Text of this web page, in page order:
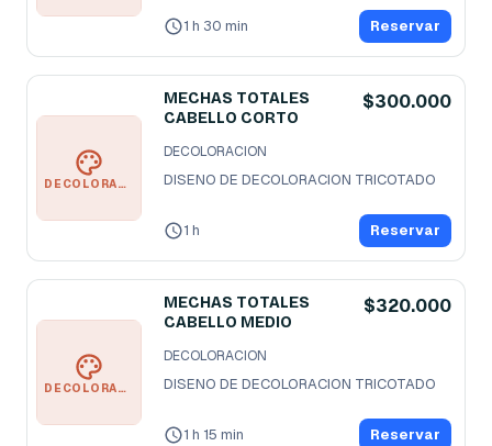
1 h 30 min Reservar
DECOLORACION
MECHAS TOTALES
CABELLO CORTO
$300.000
DECOLORACION
DISENO DE DECOLORACION TRICOTADO
1 h Reservar
DECOLORACION
MECHAS TOTALES
CABELLO MEDIO
$320.000
DECOLORACION
DISENO DE DECOLORACION TRICOTADO
1 h 15 min Reservar